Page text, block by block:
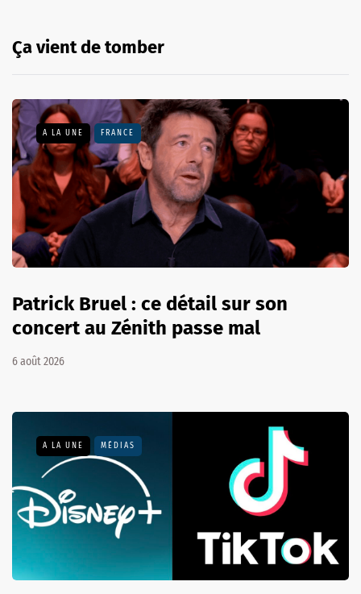
Ça vient de tomber
A LA UNE FRANCE
Patrick Bruel : ce détail sur son
concert au Zénith passe mal
6 août 2026
A LA UNE MÉDIAS